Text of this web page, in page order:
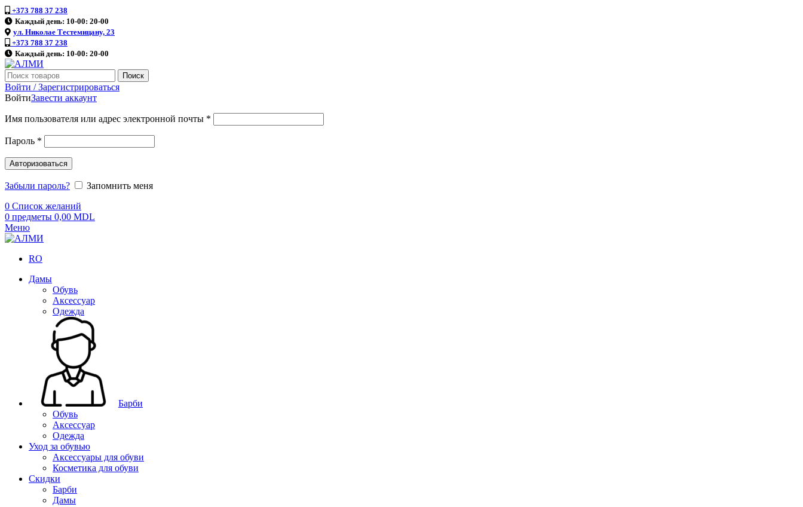
+373 788 37 238
Каждый день: 10-00: 20-00
ул. Николае Тестемицану, 23
+373 788 37 238
Каждый день: 10-00: 20-00
Поиск
Войти / Зарегистрироваться
ВойтиЗавести аккаунт
Имя пользователя или адрес электронной почты *
Пароль *
Авторизоваться
Забыли пароль?
Запомнить меня
0 Список желаний
0 предметы 0,00 MDL
Меню
RO
Дамы
Обувь
Аксессуар
Одежда
Барби
Обувь
Аксессуар
Одежда
Уход за обувью
Аксессуары для обуви
Косметика для обуви
Скидки
Барби
Дамы